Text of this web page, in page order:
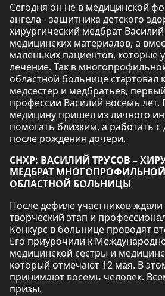
Сегодня он не в медицинской
ангела - защитника детского
хирургический медбрат Василий
медицинских материалов, а
маленьких пациентов, которые
лечение. Так в
областной больнице стартовал
медсестер и медбратьев,
профессии Василий восемь лет.
медицину пришел из личного
помогать близким, а работать
после рождения дочери.
СНХР: ВАСИЛИЙ ТРУСОВ –
МЕДБРАТ
ОБЛАСТНОЙ БОЛЬНИЦЫ
После дефиле участников
творческий этап и
Конкурс в больнице проводят
Его приурочили к
медицинской сестры и
который отмечают 12 мая. В
принимают восемь человек.
призы.